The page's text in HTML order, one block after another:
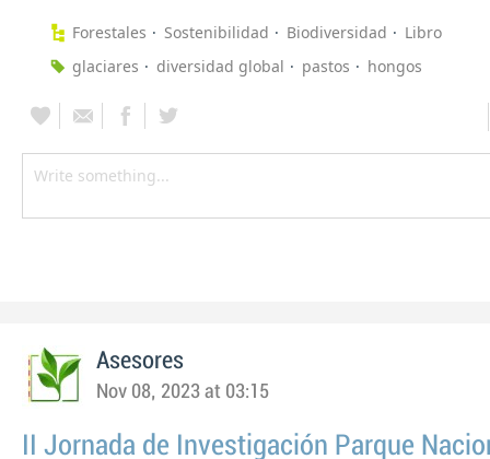
Forestales Sostenibilidad Biodiversidad
Libro
glaciares
diversidad global pastos hongos
Asesores
Nov 08, 2023 at 03:15
II Jornada de Investigación Parque